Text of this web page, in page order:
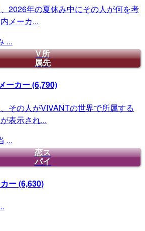
2026年の夏休み中にその人が何を考
メーカ...
...
V所
属先
ーカー(6,790)
その人がVIVANTの世界で所属する
表示され...
...
恋ス
パイ
ー(6,630)